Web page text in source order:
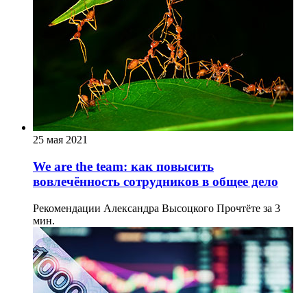
25 мая 2021
We are the team: как повысить
вовлечённость сотрудников в общее дело
Рекомендации Александра Высоцкого Прочтёте за 3
мин.